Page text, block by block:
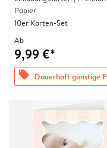
Papier
10er Karten-Set
Ab
9,99 €*
offers Dauerhaft günstige